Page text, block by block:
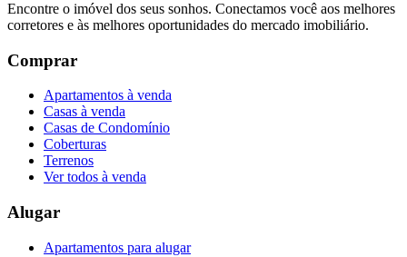
Encontre o imóvel dos seus sonhos. Conectamos você aos melhores
corretores e às melhores oportunidades do mercado imobiliário.
Comprar
Apartamentos à venda
Casas à venda
Casas de Condomínio
Coberturas
Terrenos
Ver todos à venda
Alugar
Apartamentos para alugar